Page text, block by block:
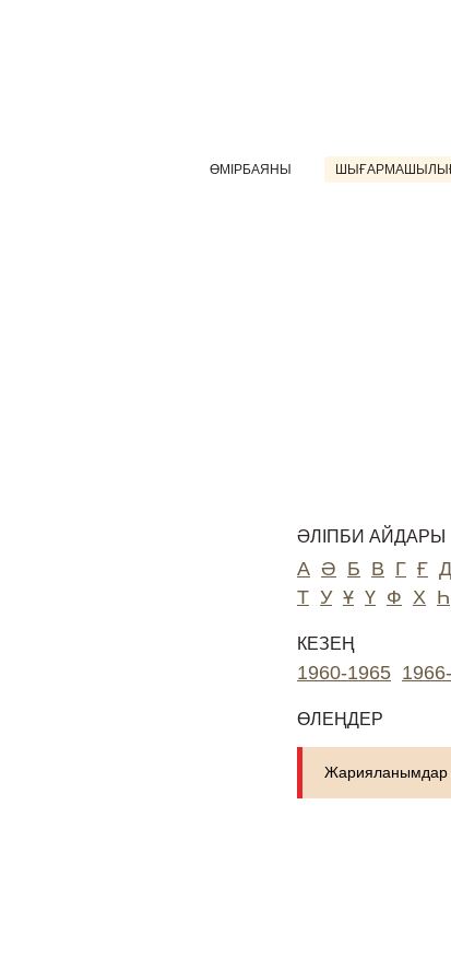
ӨМІРБАЯНЫ
ӘЛІПБИ АЙДАРЫ
А Ә Б В Г Ғ Д
Т У Ұ Ү Ф Х Һ
КЕЗЕҢ
1960-1965
ӨЛЕҢДЕР
Жарияланымдар